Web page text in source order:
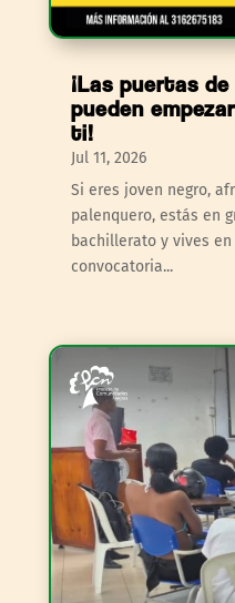
¡Las puertas
pueden
ti!
Jul 11, 2026
Si eres joven negro,
palenquero, estás en
bachillerato y vives
convocatoria...